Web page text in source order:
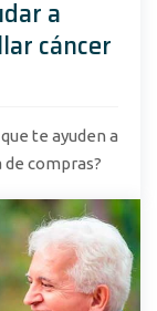
a
cáncer
te ayuden a
compras?